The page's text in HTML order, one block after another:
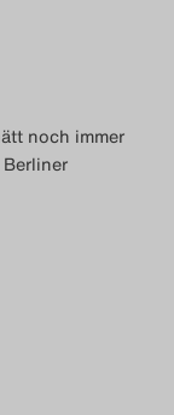
noch immer